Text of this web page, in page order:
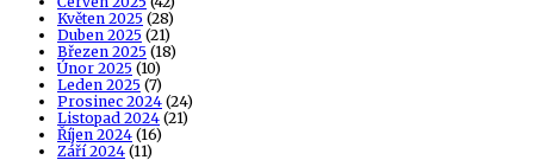
Květen 2025 (28)
Duben 2025 (21)
Březen 2025 (18)
Únor 2025 (10)
Leden 2025 (7)
Prosinec 2024 (24)
Listopad 2024 (21)
Říjen 2024 (16)
Září 2024 (11)